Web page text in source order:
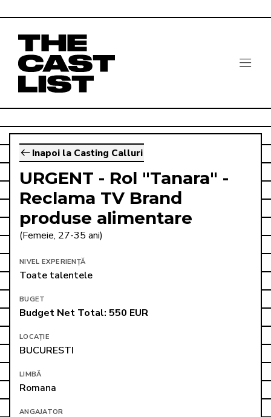
Inapoi la Casting Calluri
URGENT - Rol "Tanara" -
Reclama TV Brand
produse alimentare
(Femeie, 27-35 ani)
NIVEL EXPERIENȚĂ
Toate talentele
BUGET
Budget Net Total: 550 EUR
LOCAȚIE
BUCURESTI
LIMBĂ
Romana
ANGAJATOR